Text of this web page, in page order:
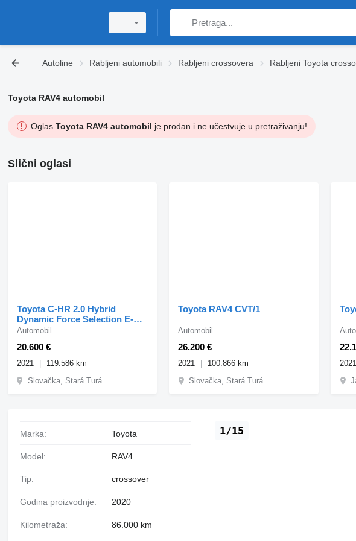
Autoline Rabljeni automobili Rabljeni crossovera Rabljeni Toyota
Toyota RAV4 automobil
Oglas Toyota RAV4 automobil je prodan i ne učestvuje u pretraživanju!
Slični oglasi
Toyota C-HR 2.0 Hybrid
Dynamic Force Selection E-
CVT
20.600 €
Automobil
2021
119.586 km
Slovačka, Stará Turá
Toyota RAV4 CVT/1
26.200 €
Automobil
2021
100.866 km
Slovačka, Stará Turá
2021
1/15
Marka: Toyota
Model: RAV4
Tip: crossover
Godina proizvodnje: 2020
Kilometraža: 86.000 km